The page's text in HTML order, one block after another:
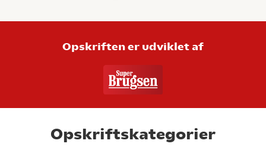
Opskriften er udviklet af
Opskriftskategorier